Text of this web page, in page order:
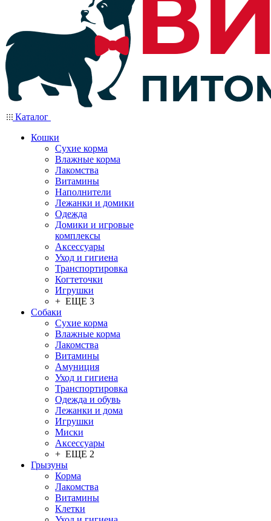
Каталог
Кошки
Сухие корма
Влажные корма
Лакомства
Витамины
Наполнители
Лежанки и домики
Одежда
Домики и игровые
комплексы
Аксессуары
Уход и гигиена
Транспортировка
Когтеточки
Игрушки
+ ЕЩЕ 3
Собаки
Сухие корма
Влажные корма
Лакомства
Витамины
Амуниция
Уход и гигиена
Транспортировка
Одежда и обувь
Лежанки и дома
Игрушки
Миски
Аксессуары
+ ЕЩЕ 2
Грызуны
Корма
Лакомства
Витамины
Клетки